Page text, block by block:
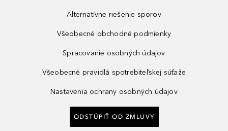
Alternatívne riešenie sporov
Všeobecné obchodné podmienky
Spracovanie osobných údajov
Všeobecné pravidlá spotrebiteľskej súťaže
Nastavenia ochrany osobných údajov
ODSTÚPIŤ OD ZMLUVY